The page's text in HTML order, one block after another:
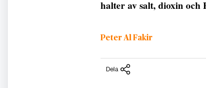
halter av salt, dioxin och
Peter Al Fakir
Dela